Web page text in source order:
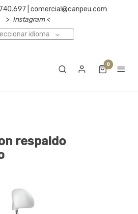
| comercial@canpeu.com
> Instagram <
idioma
0
respaldo